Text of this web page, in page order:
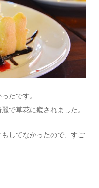
たです。
で草花に癒されました。
してなかったので、すご